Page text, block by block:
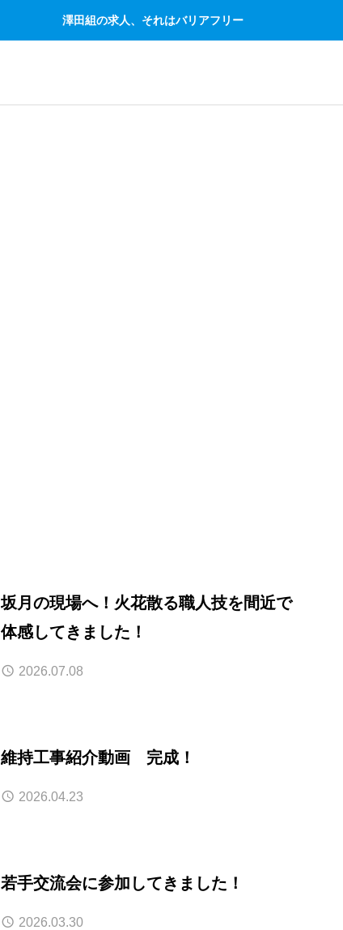
澤田組の求人、それはバリアフリー
坂月の現場へ！火花散る職人技を間近で
体感してきました！
2026.07.08
維持工事紹介動画 完成！
2026.04.23
若手交流会に参加してきました！
2026.03.30